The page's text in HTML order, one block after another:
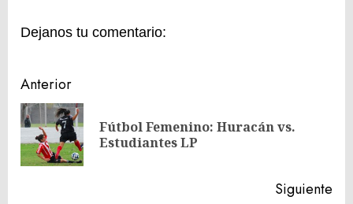
Dejanos tu comentario:
Navegación
de
entradas
Anterior
Fútbol Femenino: Huracán vs.
Estudiantes LP
Siguiente